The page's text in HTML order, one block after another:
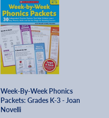
Week-By-Week Phonics
Packets: Grades K-3 - Joan
Novelli